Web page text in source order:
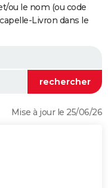
ou le nom (ou code
Livron dans le
Mise à jour le 25/06/26